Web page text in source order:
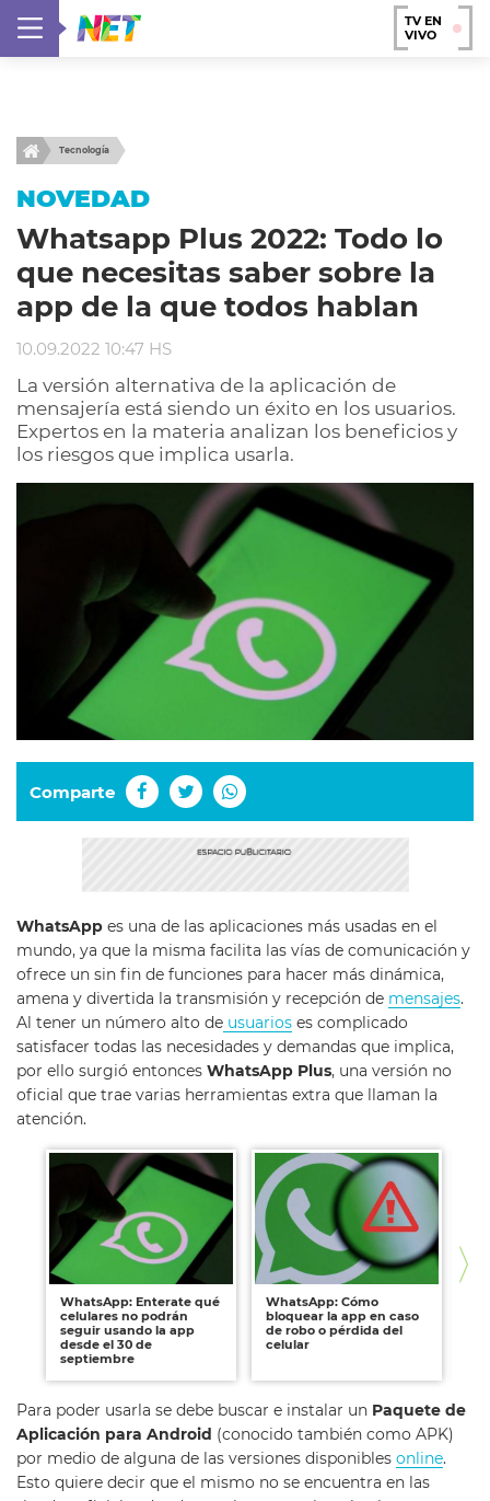
TV EN
VIVO
Tecnología
NOVEDAD
Whatsapp Plus 2022: Todo lo
que necesitas saber sobre la
app de la que todos hablan
10.09.2022 10:47 HS
La versión alternativa de la aplicación de
mensajería está siendo un éxito en los usuarios.
Expertos en la materia analizan los beneficios y
los riesgos que implica usarla.
Comparte
WhatsApp es una de las aplicaciones más usadas en el
mundo, ya que la misma facilita las vías de comunicación y
ofrece un sin fin de funciones para hacer más dinámica,
amena y divertida la transmisión y recepción de mensajes.
Al tener un número alto de usuarios es complicado
satisfacer todas las necesidades y demandas que implica,
por ello surgió entonces WhatsApp Plus, una versión no
oficial que trae varias herramientas extra que llaman la
atención.
WhatsApp: Enterate qué
celulares no podrán
seguir usando la app
desde el 30 de
septiembre
WhatsApp: Cómo
bloquear la app en caso
de robo o pérdida del
celular
Para poder usarla se debe buscar e instalar un Paquete de
Aplicación para Android (conocido también como APK)
por medio de alguna de las versiones disponibles online.
Esto quiere decir que el mismo no se encuentra en las